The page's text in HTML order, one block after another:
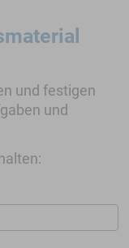
und festigen
und